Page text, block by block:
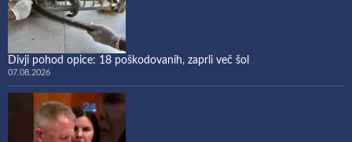
Divji pohod opice: 18 poškodovanih, zaprli več šol
07.08.2026